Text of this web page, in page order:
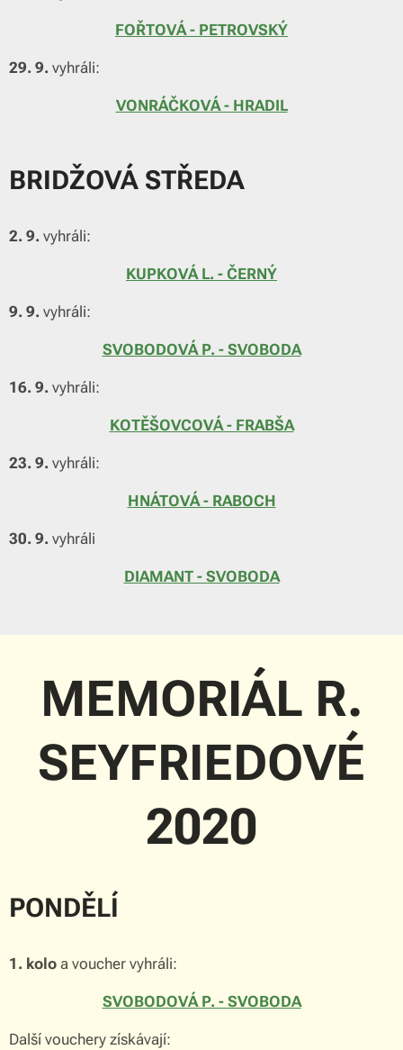
FOŘTOVÁ - PETROVSKÝ
29. 9. vyhráli:
VONRÁČKOVÁ - HRADIL
BRIDŽOVÁ STŘEDA
2. 9. vyhráli:
KUPKOVÁ L. - ČERNÝ
9. 9. vyhráli:
SVOBODOVÁ P. - SVOBODA
16. 9. vyhráli:
KOTĚŠOVCOVÁ - FRABŠA
23. 9. vyhráli:
HNÁTOVÁ - RABOCH
30. 9. vyhráli
DIAMANT - SVOBODA
MEMORIÁL R.
SEYFRIEDOVÉ
2020
PONDĚLÍ
1. kolo a voucher vyhráli:
SVOBODOVÁ P. - SVOBODA
Další vouchery získávají: